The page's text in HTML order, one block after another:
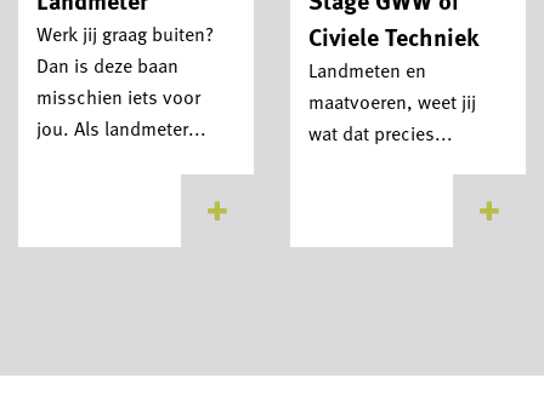
Werk jij graag buiten?
Dan is deze baan
misschien iets voor
jou. Als landmeter...
Civiele Techniek
Landmeten en
maatvoeren, weet jij
wat dat precies...